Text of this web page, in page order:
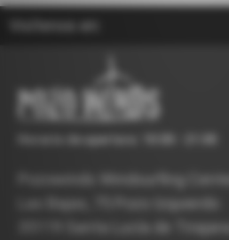
Visítenos en:
Pozowinds Windsurfing Center
Las Bajas, 75 Pozo Izquierdo
35119 Santa Lucía de Tirajana